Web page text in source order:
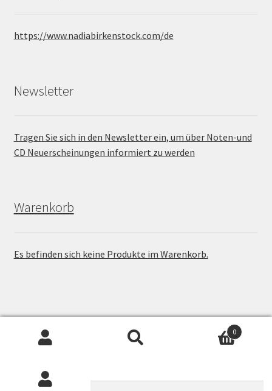
https://www.nadiabirkenstock.com/de
Newsletter
Tragen Sie sich in den Newsletter ein, um über Noten-und
CD Neuerscheinungen informiert zu werden
Warenkorb
Es befinden sich keine Produkte im Warenkorb.
Onlineshop von Nadia Birkenstock / Keltische Harfe 0